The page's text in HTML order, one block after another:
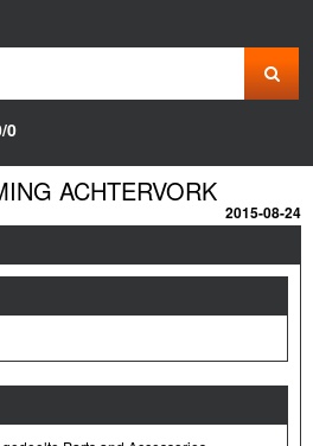
0
ACHTERVORK
2015-08-24